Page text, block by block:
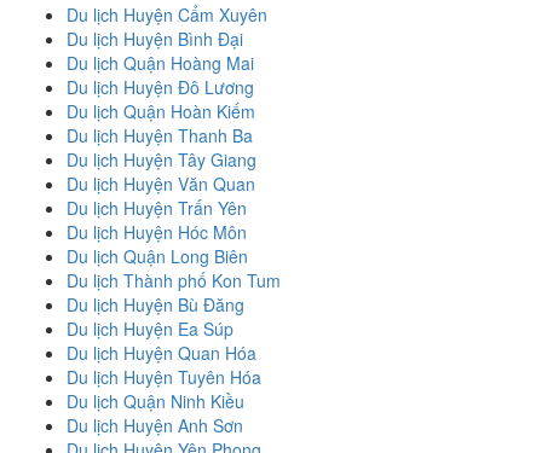
Du lịch Huyện Cẩm Xuyên
Du lịch Huyện Bình Đại
Du lịch Quận Hoàng Mai
Du lịch Huyện Đô Lương
Du lịch Quận Hoàn Kiếm
Du lịch Huyện Thanh Ba
Du lịch Huyện Tây Giang
Du lịch Huyện Văn Quan
Du lịch Huyện Trấn Yên
Du lịch Huyện Hóc Môn
Du lịch Quận Long Biên
Du lịch Thành phố Kon Tum
Du lịch Huyện Bù Đăng
Du lịch Huyện Ea Súp
Du lịch Huyện Quan Hóa
Du lịch Huyện Tuyên Hóa
Du lịch Quận Ninh Kiều
Du lịch Huyện Anh Sơn